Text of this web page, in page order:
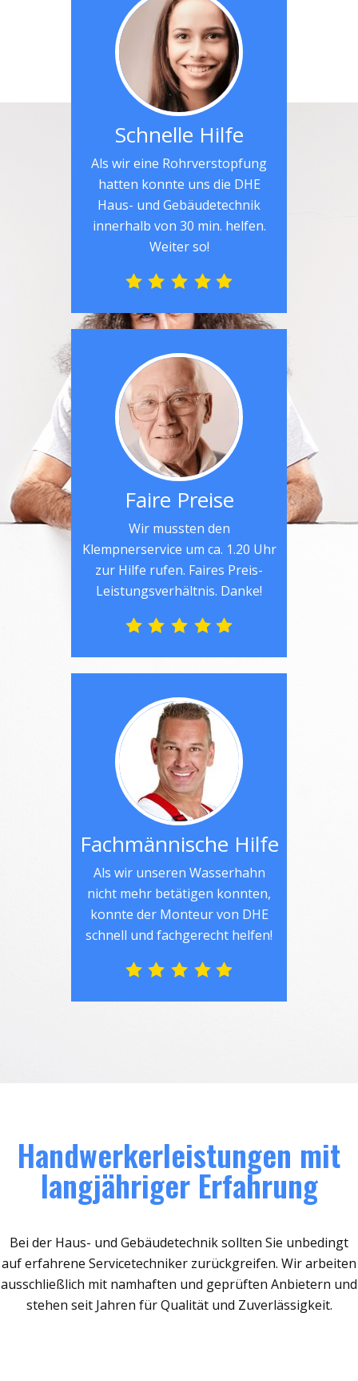
Schnelle Hilfe
Als wir eine Rohrverstopfung
hatten konnte uns die DHE
Haus- und Gebäudetechnik
innerhalb von 30 min. helfen.
Weiter so!
Faire Preise
Wir mussten den
Klempnerservice um ca. 1.20 Uhr
zur Hilfe rufen. Faires Preis-
Leistungsverhältnis. Danke!
Fachmännische Hilfe
Als wir unseren Wasserhahn
nicht mehr betätigen konnten,
konnte der Monteur von DHE
schnell und fachgerecht helfen!
Handwerkerleistungen mit
langjähriger Erfahrung
Bei der Haus- und Gebäudetechnik sollten Sie unbedingt
auf erfahrene Servicetechniker zurückgreifen. Wir arbeiten
ausschließlich mit namhaften und geprüften Anbietern und
stehen seit Jahren für Qualität und Zuverlässigkeit.